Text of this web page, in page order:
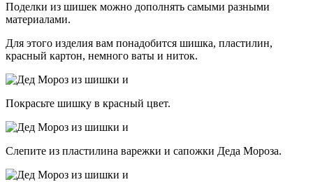
Поделки из шишек можно дополнять самыми разными
материалами.
Для этого изделия вам понадобится шишка, пластилин,
красный картон, немного ваты и ниток.
Покрасьте шишку в красный цвет.
Слепите из пластилина варежки и сапожки Деда Мороза.